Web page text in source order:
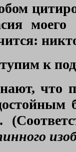
к
что